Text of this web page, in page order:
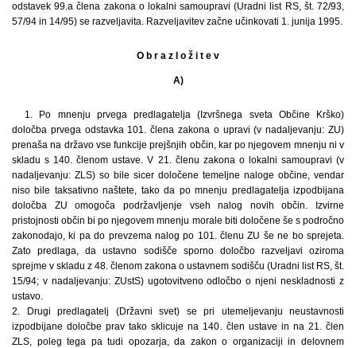
odstavek 99.a člena zakona o lokalni samoupravi (Uradni list RS, št. 72/93,
57/94 in 14/95) se razveljavita. Razveljavitev začne učinkovati 1. junija 1995.
O b r a z l o ž i t e v
A)
1. Po mnenju prvega predlagatelja (Izvršnega sveta Občine Krško)
določba prvega odstavka 101. člena zakona o upravi (v nadaljevanju: ZU)
prenaša na državo vse funkcije prejšnjih občin, kar po njegovem mnenju ni v
skladu s 140. členom ustave. V 21. členu zakona o lokalni samoupravi (v
nadaljevanju: ZLS) so bile sicer določene temeljne naloge občine, vendar
niso bile taksativno naštete, tako da po mnenju predlagatelja izpodbijana
določba ZU omogoča podržavljenje vseh nalog novih občin. Izvirne
pristojnosti občin bi po njegovem mnenju morale biti določene še s področno
zakonodajo, ki pa do prevzema nalog po 101. členu ZU še ne bo sprejeta.
Zato predlaga, da ustavno sodišče sporno določbo razveljavi oziroma
sprejme v skladu z 48. členom zakona o ustavnem sodišču (Uradni list RS, št.
15/94; v nadaljevanju: ZUstS) ugotovitveno odločbo o njeni neskladnosti z
ustavo.
2. Drugi predlagatelj (Državni svet) se pri utemeljevanju neustavnosti
izpodbijane določbe prav tako sklicuje na 140. člen ustave in na 21. člen
ZLS, poleg tega pa tudi opozarja, da zakon o organizaciji in delovnem